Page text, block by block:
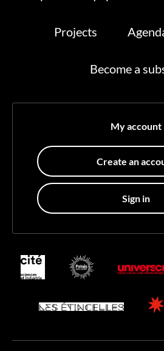
My account
Create an
Sign in
Projects
Become a